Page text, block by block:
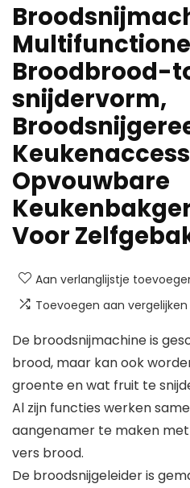
Broodbrood-
snijdervorm,
Opvouwbare
Voor
Aan verlanglijstje
Toevoegen aan vergelijken
De broodsnijmachine is
brood, maar kan ook
groente en wat fruit te
Al zijn functies werken
aangenamer te maken
vers brood.
De broodsnijgeleider is